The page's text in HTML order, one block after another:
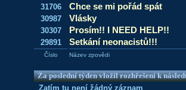
31706 Chce se mi pořád spát
30987 Vlásky
30307 Prosím!! I NEED HELP!!
29891 Setkání neonacistů!!!
Číslo Název zpovědi
Za poslední týden vložil rozhřešení k
Zatím tu není žádný záznam